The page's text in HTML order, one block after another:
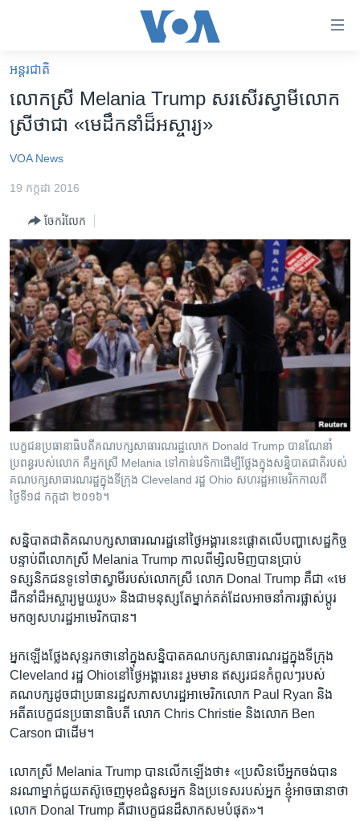
គេហទំព័រ​
ទាក់ទង
និង​
ទំព័រ​
ម្តង
រំលង​
និង​
ចូល​
ទៅ​
ទំព័រ​
រចនា
សម្ព័ន្ធ​
រំលង​
និង​
ទៅ​
កាន់​
ទំព័រ​
អន្តរជាតិ
ហេឡូវីអូអេ
កម្ពុជាច្នៃប្រតិដ្ឋ
ព្រឹត្តិការណ៍ព័ត៌មាន
ទូរទស្សន៍ / វីដេអូ​
វិទ្យុ / ផតខាសថ៍
កម្មវិធីទាំងអស់
Khmer English
បណ្តាញ​សង្គម
ភាសា
អន្តរជាតិ
លោកស្រី Melania Trump សរសើរ​ស្វាមី​លោក
ស្រី​ថា​ជា «មេដឹកនាំ​ដ៏​អស្ចារ្យ‍»
VOA News
19 កក្កដា 2016
ចែករំលែក
បេក្ខជន​ប្រធានាធិបតី​គណបក្ស​សាធារណរដ្ឋលោក Donald Trump បាន​ណែនាំ
ប្រពន្ធរបស់​លោក​ គឺអ្នកស្រី Melania ទៅកាន់​វេទិកា​ដើម្បី​ថ្លែងក្នុង​សន្និបាតជាតិ​របស់​
គណបក្ស​សាធារណរដ្ឋក្នុង​ទីក្រុង Cleveland រដ្ឋ Ohio សហរដ្ឋអាមេរិកកាលពី
ថ្ងៃទី១៨ កក្កដា​ ២០១៦។
សន្និបាត​ជាតិ​គណបក្ស​សាធារណរដ្ឋ​នៅ​ថ្ងៃ​អង្គារ​នេះ​ផ្តោត​លើ​បញ្ហា​សេដ្ឋកិច្ច​
បន្ទាប់​ពី​លោកស្រី​ Melania Trump កាល​ពី​ម្សិលមិញ​បាន​ប្រាប់​
ទស្សនិកជន​ទូទៅ​ថា​ស្វាមី​របស់​លោកស្រី​ លោក Donal Trump គឺ​ជា «មេ​
ដឹកនាំ​ដ៏​អស្ចារ្យ‍​មួយ​រូប‍» និង​ជា​មនុស្ស​តែ​ម្នាក់​គត់​ដែល​អាច​នាំ​ការ​ផ្លាស់ប្តូរ​
មក​ឲ្យ​សហរដ្ឋ​អាមេរិក​បាន។
អ្នក​ឡើង​ថ្លែង​សុន្ទរកថា​នៅ​ក្នុង​សន្និបាត​គណបក្ស​សាធារណរដ្ឋ​ក្នុង​ទីក្រុង
Cleveland រដ្ឋ Ohioនៅ​ថ្ងៃ​អង្គារ​នេះ រួម​មាន ឥស្សរជន​កំពូលៗ​របស់​
គណបក្ស​ដូចជា​ប្រធាន​រដ្ឋ​សភា​សហរដ្ឋ​អាមេរិក​លោក Paul Ryan និង​
អតីត​បេក្ខជន​ប្រធានាធិបតី លោក Chris Christie និងលោក Ben
Carson ជាដើម។
លោកស្រី Melania Trump បាន​លើក​ឡើង​ថា៖ «ប្រសិនបើ​អ្នក​ចង់​បាន​
នរណា​ម្នាក់​ជួយ​តស៊ូ​ចេញមុខ​ជំនួស​អ្នក និង​ប្រទេស​របស់​អ្នក ខ្ញុំ​អាច​ធានា​ថា​
លោក Donal Trump គឺ​ជា​បេក្ខជន​ដ៏​សាកសម​បំផុត‍»។